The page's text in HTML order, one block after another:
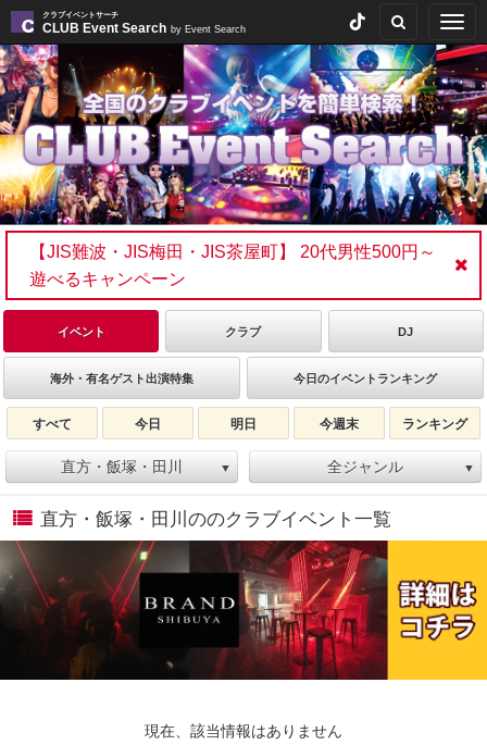
クラブイベントサーチ
CLUB Event Search by Event Search
【JIS難波・JIS梅田・JIS茶屋町】 20代男性500円～
遊べるキャンペーン
イベント クラブ DJ
海外・有名ゲスト出演特集 今日のイベントランキング
すべて 今日 明日 今週末 ランキング
直方・飯塚・田川 ▼ 全ジャンル ▼
直方・飯塚・田川ののクラブイベント一覧
現在、該当情報はありません